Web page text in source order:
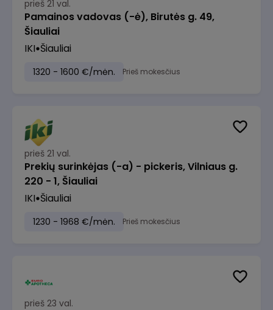
prieš 21 val.
Pamainos vadovas (-ė), Birutės g. 49,
Šiauliai
IKI Šiauliai
1320 - 1600 €/mėn. Prieš mokesčius
prieš 21 val.
Prekių surinkėjas (-a) - pickeris, Vilniaus g.
220 - 1, Šiauliai
IKI Šiauliai
1230 - 1968 €/mėn. Prieš mokesčius
prieš 23 val.